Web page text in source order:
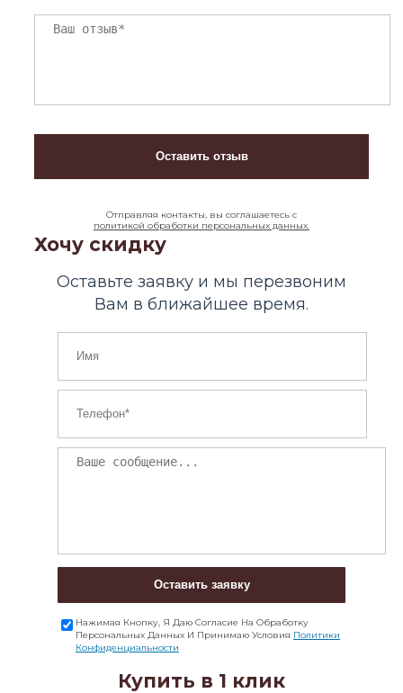
Отправляя контакты, вы соглашаетесь с
политикой обработки персональных данных.
Хочу скидку
Оставьте заявку и мы перезвоним
Вам в ближайшее время.
Оставить заявку
Нажимая Кнопку, Я Даю Согласие На Обработку
Персональных Данных И Принимаю Условия Политики
Конфиденциальности
Купить в 1 клик